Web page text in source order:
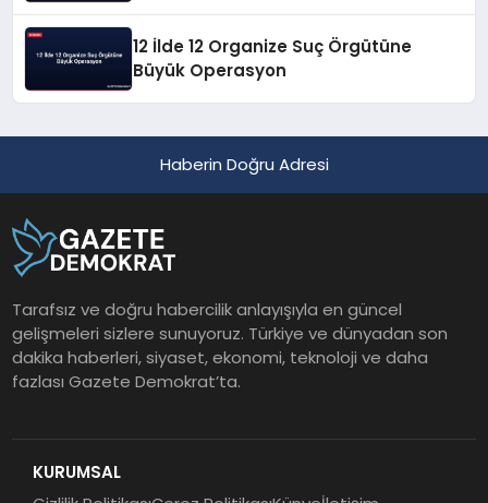
12 İlde 12 Organize Suç Örgütüne
Büyük Operasyon
Haberin Doğru Adresi
Tarafsız ve doğru habercilik anlayışıyla en güncel
gelişmeleri sizlere sunuyoruz. Türkiye ve dünyadan son
dakika haberleri, siyaset, ekonomi, teknoloji ve daha
fazlası Gazete Demokrat’ta.
KURUMSAL